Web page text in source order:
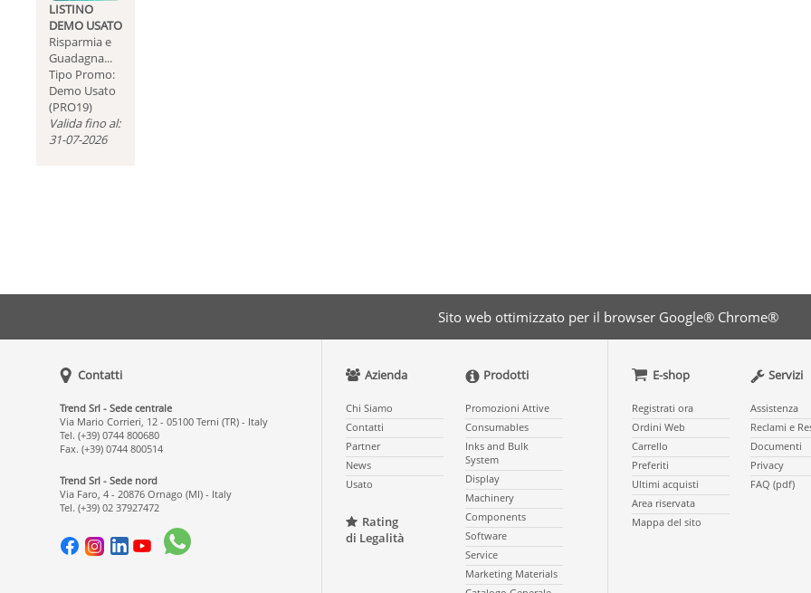
LISTINO
DEMO USATO
Risparmia e
Guadagna...
Tipo Promo:
Demo Usato
(PRO19)
Valida fino al:
31-07-2026
Sito web ottimizzato per il browser Google® Chrome®
Contatti
Trend Srl - Sede centrale
Via Mario Corrieri, 12 - 05100 Terni (TR) - Italy
Tel. (+39) 0744 800680
Fax. (+39) 0744 800514
Trend Srl - Sede nord
Via Faro, 4 - 20876 Ornago (MI) - Italy
Tel. (+39) 02 37927472
Azienda
Chi Siamo
Contatti
Partner
News
Usato
Rating
di Legalità
Prodotti
Promozioni Attive
Consumables
Inks and Bulk
System
Display
Machinery
Components
Software
Service
Marketing Materials
E-shop
Registrati ora
Ordini Web
Carrello
Preferiti
Ultimi acquisti
Area riservata
Mappa del sito
Servizi
Assistenza
Reclami e
Documenti
Privacy
FAQ (pdf)